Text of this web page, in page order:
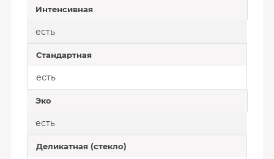
Интенсивная
есть
Стандартная
есть
Эко
есть
Деликатная (стекло)